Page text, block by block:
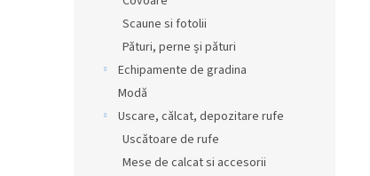
Scaune si fotolii
Pături, perne și pături
Echipamente de gradina
Modă
Uscare, călcat, depozitare rufe
Uscătoare de rufe
Mese de calcat si accesorii